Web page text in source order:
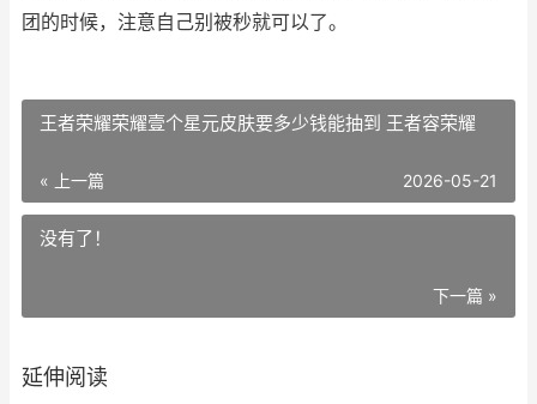
团的时候，注意自己别被秒就可以了。
王者荣耀荣耀壹个星元皮肤要多少钱能抽到 王者容荣耀
« 上一篇 2026-05-21
没有了！
下一篇 »
延伸阅读